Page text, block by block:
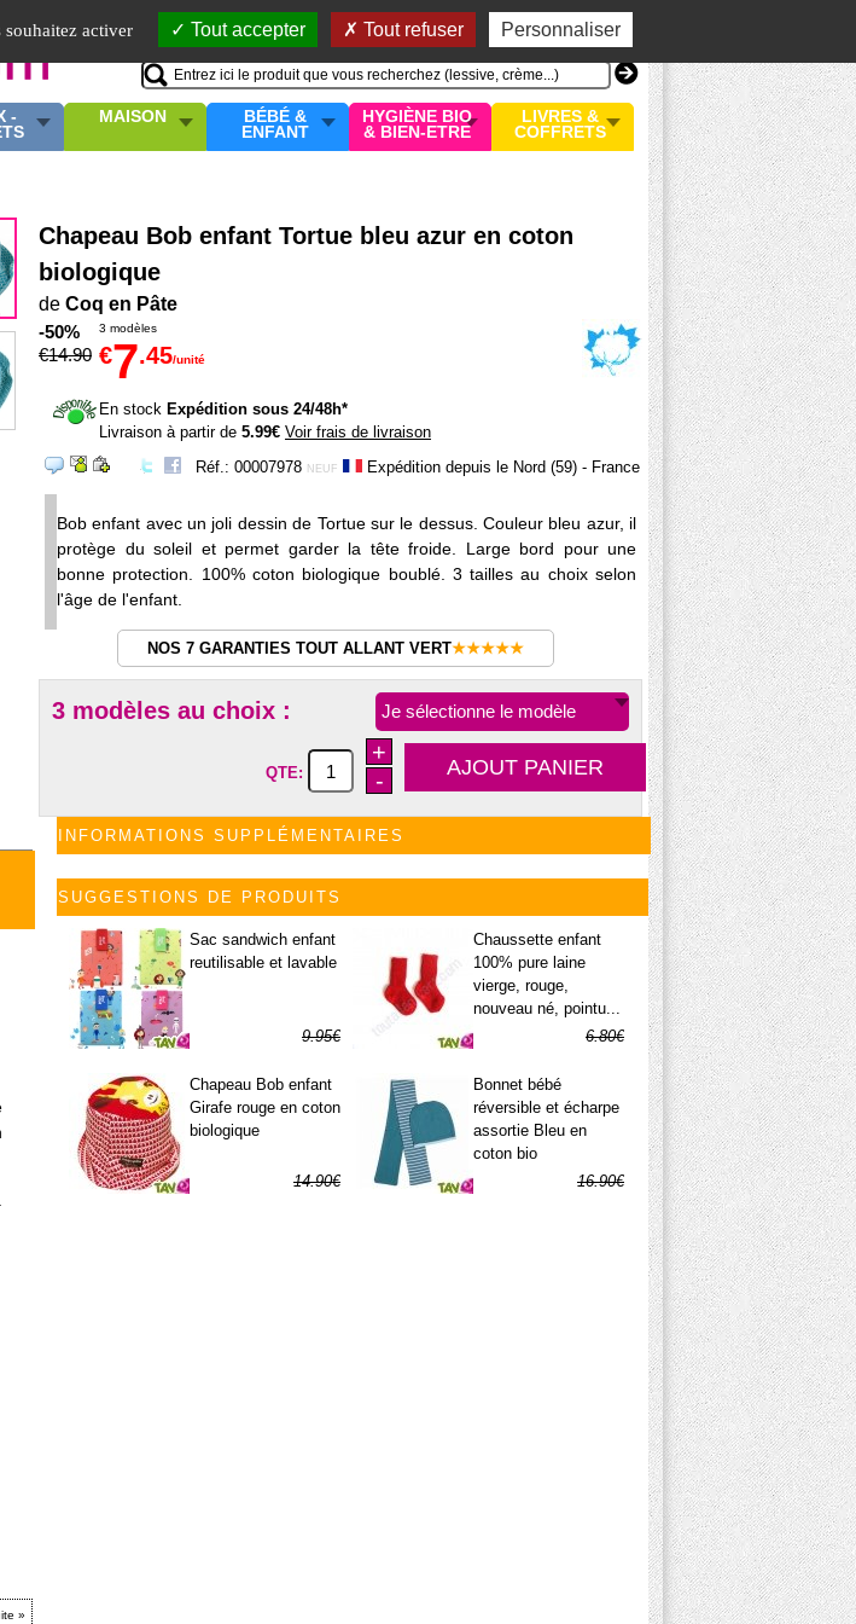
activer Tout accepter Tout refuser Personnaliser
Mon compte
MON PANIER
0 article
-
MAISON
BÉBÉ &
ENFANT
HYGIÈNE BIO
& BIEN-ETRE
LIVRES &
COFFRETS
Chapeau Bob enfant Tortue bleu azur en coton
biologique
de Coq en Pâte
-50%
€14.90
3 modèles
€7.45/unité
En stock Expédition sous 24/48h*
Livraison à partir de 5.99€ Voir frais de livraison
Réf.: 00007978 NEUF Expédition depuis le Nord (59) - France
Bob enfant avec un joli dessin de Tortue sur le dessus. Couleur bleu azur, il
protège du soleil et permet garder la tête froide. Large bord pour une
bonne protection. 100% coton biologique boublé. 3 tailles au choix selon
l'âge de l'enfant.
NOS 7 GARANTIES TOUT ALLANT VERT★★★★★
Je sélectionne le modèle
3 modèles au choix :
QTE:
+
-
INFORMATIONS SUPPLÉMENTAIRES
SUGGESTIONS DE PRODUITS
Sac sandwich enfant
reutilisable et lavable
9.95€
Chaussette enfant
100% pure laine
vierge, rouge,
nouveau né, pointu...
6.80€
Chapeau Bob enfant
Girafe rouge en coton
biologique
14.90€
Bonnet bébé
réversible et écharpe
assortie Bleu en
coton bio
16.90€
»